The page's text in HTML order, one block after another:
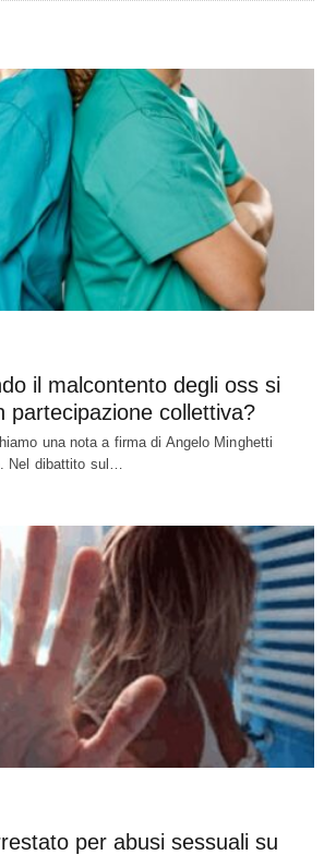
il malcontento degli oss si
partecipazione collettiva?
una nota a firma di Angelo Minghetti
Nel dibattito sul…
per abusi sessuali su